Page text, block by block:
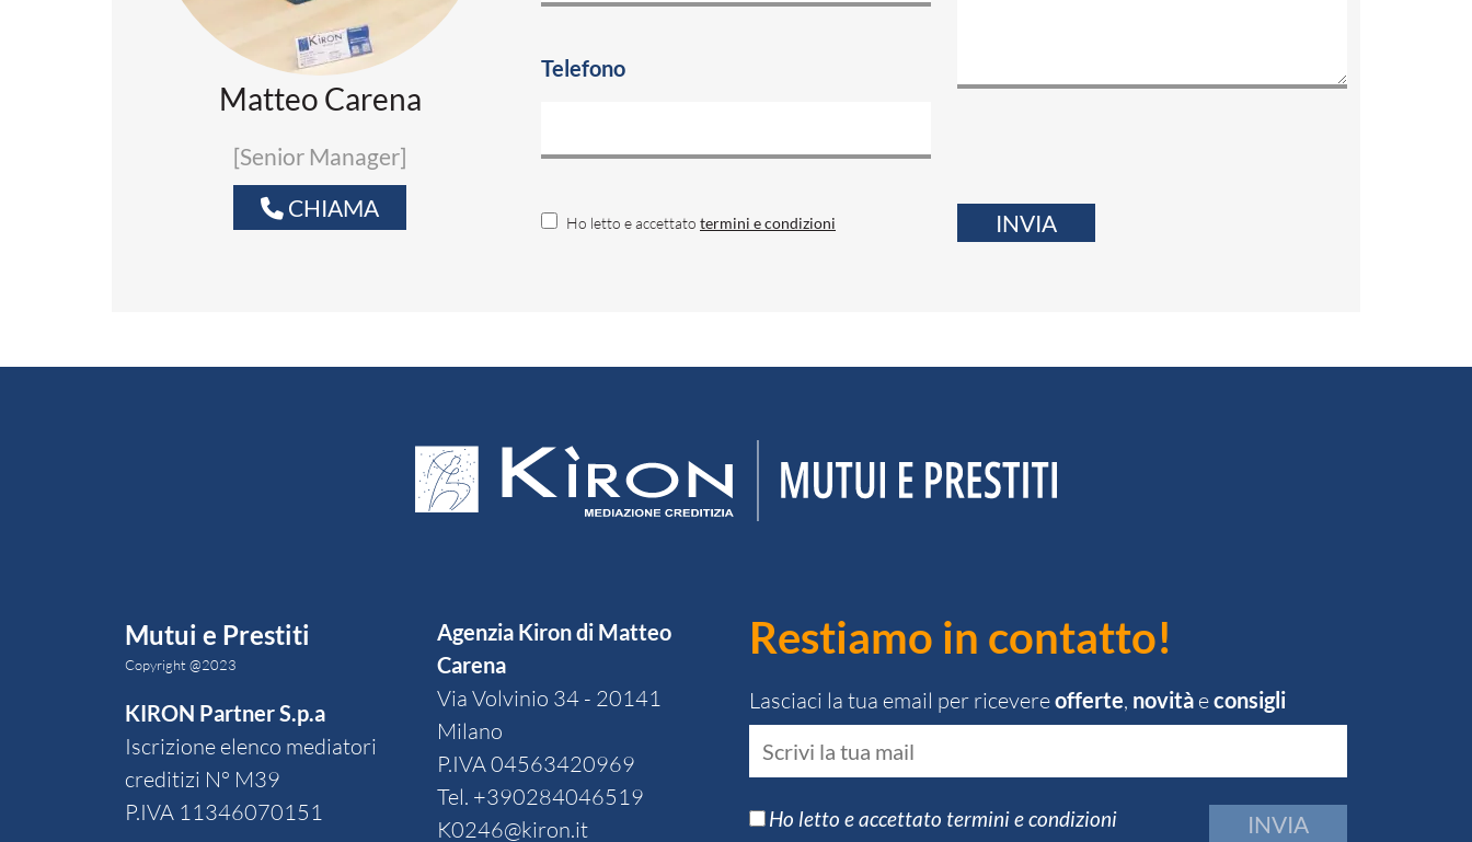
Matteo Carena
[Senior Manager]
CHIAMA
Telefono
Ho letto e accettato termini e condizioni
Mutui e Prestiti
Copyright @2023
KIRON Partner S.p.a
Iscrizione elenco mediatori
creditizi N° M39
P.IVA 11346070151
Agenzia Kiron di Matteo
Carena
Via Volvinio 34 - 20141
Milano
P.IVA 04563420969
Tel. +390284046519
K0246@kiron.it
Restiamo in contatto!
Lasciaci la tua email per ricevereofferte, novità econsigli
Ho letto e accettato termini e condizioni